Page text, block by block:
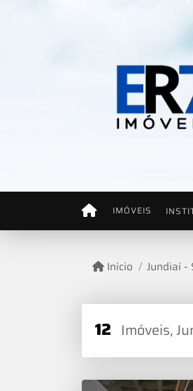
IMÓVEIS
Início Jundiaí -
12 Imóveis,